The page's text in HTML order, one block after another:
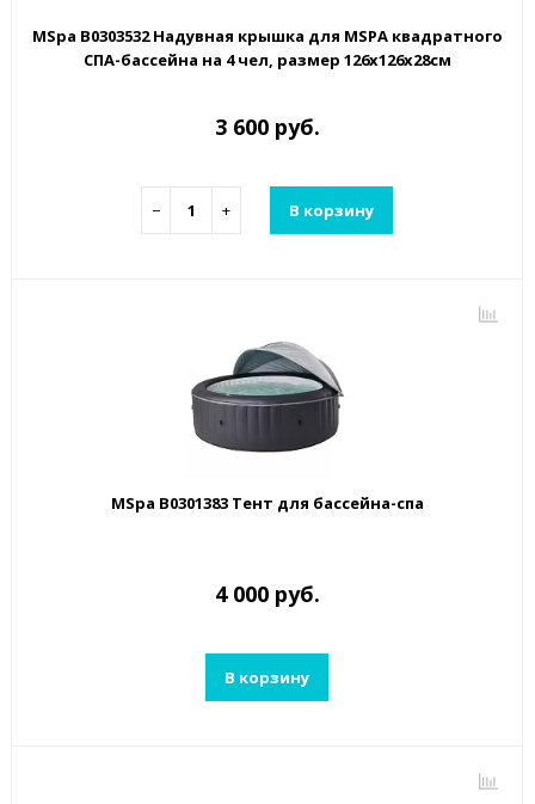
MSpa B0303532 Надувная крышка для MSPA квадратного
СПА-бассейна на 4 чел, размер 126х126х28см
3 600 руб.
− + В корзину
MSpa B0301383 Тент для бассейна-спа
4 000 руб.
В корзину